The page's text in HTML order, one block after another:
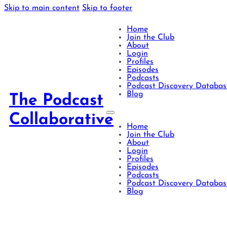
Skip to main content Skip to footer
The Podcast
Collaborative
Home
Join the Club
About
Login
Profiles
Episodes
Podcasts
Podcast Discovery
Blog
Home
Join the Club
About
Login
Profiles
Episodes
Podcasts
Podcast Discovery
Blog